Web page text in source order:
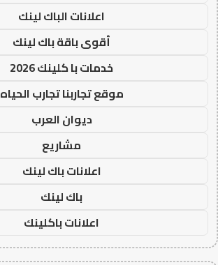
اعلانات الباك لينك
أقوى باقة باك لينك
خدمات با كلينك 2026
موقع تجاربنا تجارب الحياه
ديوان العرب
مشاريع
اعلانات باك لينك
باك لينك
اعلانات باكلينك